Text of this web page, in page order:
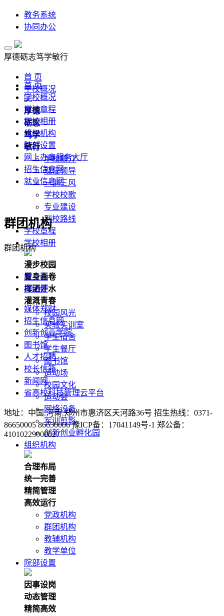
教务系统
协同办公
厚德砺志笃学敏行
首 页
学校概况
厚德
砺志
笃学
敏行
学校简介
现任领导
一训三风
学校校歌
专业建设
到校路线
学校章程
学校相册
漫步校园
置身画卷
挥洒汗水
灌溉青春
校园风光
实验实训室
学生宿舍
学生餐厅
图书馆
运动场
校园文化
运动会
网络设备
军训剪影
创新创业孵化园
组织机构
合理布局
统一完善
精简管理
高效运行
党政机构
群团机构
教辅机构
教学单位
院部设置
因事设岗
动态管理
精简高效
首 页
学校概况
学校章程
学校相册
组织机构
院部设置
网上办事服务大厅
招生信息网
就业信息网
群团机构
群团机构
校工会
校团委
媒体郑财
招生信息网
创新创业学院
图书馆
人才招聘
校长信箱
新闻网
省高校科技管理云平台
地址：中国.河南.郑州市惠济区天河路36号 招生热线：0371-
86650005 86650006 豫ICP备：17041149号-1 郑公备：
41010229000027